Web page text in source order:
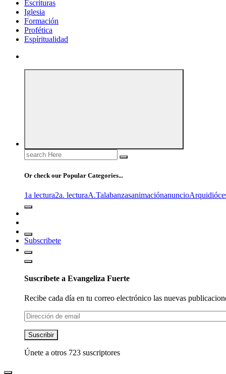
Escrituras
Iglesia
Formación
Profética
Espíritualidad
Search
for:
Or check our Popular Categories...
1a lectura2a. lecturaA.Talabanzasanimaciónanuncio
Subscribete
Suscríbete a Evangeliza Fuerte
Recibe cada día en tu correo electrónico las nuevas
Dirección
de
email
Suscribir
Únete a otros 723 suscriptores